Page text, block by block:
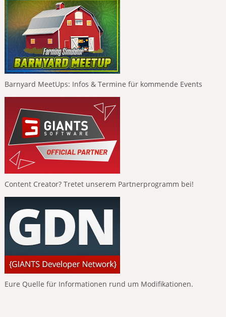
Barnyard MeetUps: Infos & Termine für kommende Events
Content Creator? Tretet unserem Partnerprogramm bei!
Eure Quelle für Informationen rund um Modifikationen.